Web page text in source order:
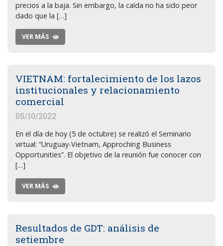
precios a la baja. Sin embargo, la caída no ha sido peor
dado que la […]
VER MÁS
VIETNAM: fortalecimiento de los lazos
institucionales y relacionamiento
comercial
05/10/2022
En el día de hoy (5 de octubre) se realizó el Seminario
virtual: “Uruguay-Vietnam, Approching Business
Opportunities”. El objetivo de la reunión fue conocer con
[…]
VER MÁS
Resultados de GDT: análisis de
setiembre